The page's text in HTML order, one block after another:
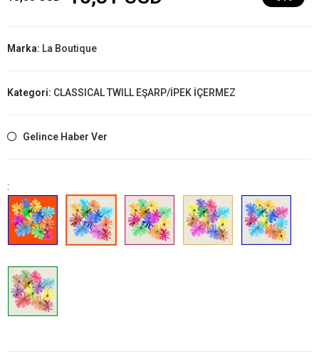
Marka: La Boutique
Kategori: CLASSICAL TWILL EŞARP/İPEK İÇERMEZ
Gelince Haber Ver
: